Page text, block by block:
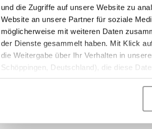
und die Zugriffe auf unsere Website zu
Website an unsere Partner für soziale
möglicherweise mit weiteren Daten
der Dienste gesammelt haben. Mit Klick
die Weitergabe über Ihr Verhalten in
Schöppingen, Deutschland), die diese
Produktverbesserungen,